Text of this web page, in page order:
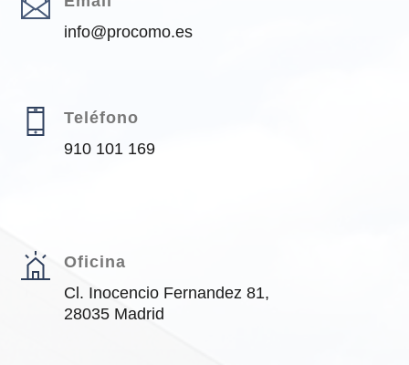
info@procomo.es
Teléfono
910 101 169
Oficina
Cl. Inocencio Fernandez 81,
28035 Madrid